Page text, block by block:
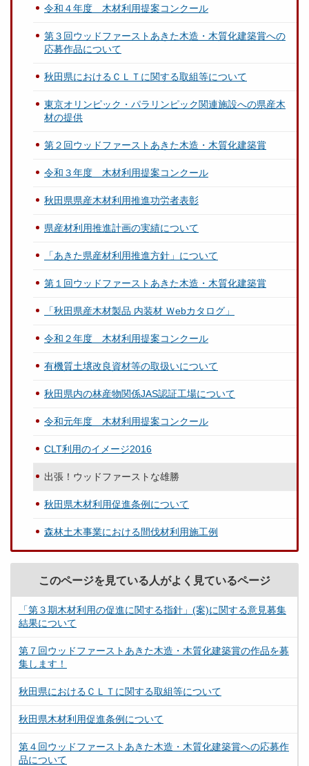
令和４年度 木材利用提案コンクール
第３回ウッドファーストあきた木造・木質化建築賞への
応募作品について
秋田県におけるＣＬＴに関する取組等について
東京オリンピック・パラリンピック関連施設への県産木
材の提供
第２回ウッドファーストあきた木造・木質化建築賞
令和３年度 木材利用提案コンクール
秋田県県産木材利用推進功労者表彰
県産材利用推進計画の実績について
「あきた県産材利用推進方針」について
第１回ウッドファーストあきた木造・木質化建築賞
「秋田県産木材製品 内装材 Ｗebカタログ」
令和２年度 木材利用提案コンクール
有機質土壌改良資材等の取扱いについて
秋田県内の林産物関係JAS認証工場について
令和元年度 木材利用提案コンクール
CLT利用のイメージ2016
出張！ウッドファーストな雄勝
秋田県木材利用促進条例について
森林土木事業における間伐材利用施工例
このページを見ている人がよく見ているページ
「第３期木材利用の促進に関する指針」(案)に関する意見募集
結果について
第７回ウッドファーストあきた木造・木質化建築賞の作品を募
集します！
秋田県におけるＣＬＴに関する取組等について
秋田県木材利用促進条例について
第４回ウッドファーストあきた木造・木質化建築賞への応募作
品について